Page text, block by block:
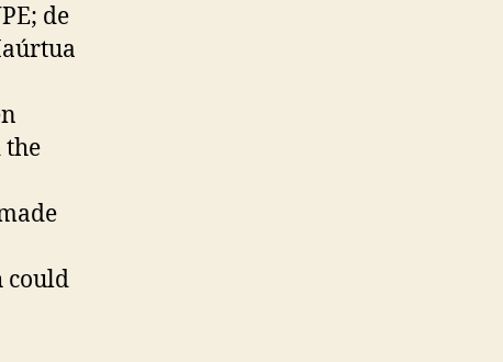
de
the
could